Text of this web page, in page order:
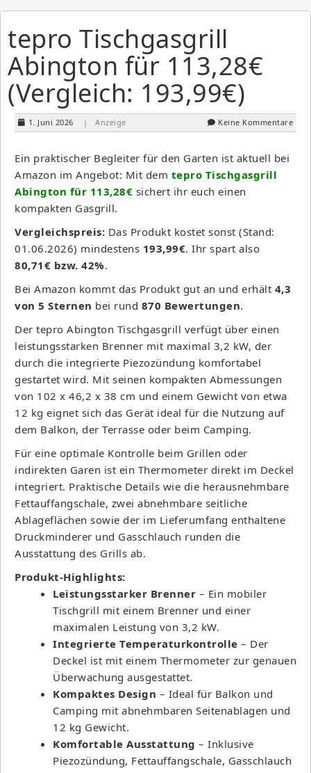
tepro Tischgasgrill
Abington für 113,28€
(Vergleich: 193,99€)
1. Juni 2026 | Anzeige Keine Kommentare
Ein praktischer Begleiter für den Garten ist aktuell bei
Amazon im Angebot: Mit dem tepro Tischgasgrill
Abington für 113,28€ sichert ihr euch einen
kompakten Gasgrill.
Vergleichspreis: Das Produkt kostet sonst (Stand:
01.06.2026) mindestens 193,99€. Ihr spart also
80,71€ bzw. 42%.
Bei Amazon kommt das Produkt gut an und erhält 4,3
von 5 Sternen bei rund 870 Bewertungen.
Der tepro Abington Tischgasgrill verfügt über einen
leistungsstarken Brenner mit maximal 3,2 kW, der
durch die integrierte Piezozündung komfortabel
gestartet wird. Mit seinen kompakten Abmessungen
von 102 x 46,2 x 38 cm und einem Gewicht von etwa
12 kg eignet sich das Gerät ideal für die Nutzung auf
dem Balkon, der Terrasse oder beim Camping.
Für eine optimale Kontrolle beim Grillen oder
indirekten Garen ist ein Thermometer direkt im Deckel
integriert. Praktische Details wie die herausnehmbare
Fettauffangschale, zwei abnehmbare seitliche
Ablageflächen sowie der im Lieferumfang enthaltene
Druckminderer und Gasschlauch runden die
Ausstattung des Grills ab.
Produkt-Highlights:
Leistungsstarker Brenner – Ein mobiler
Tischgrill mit einem Brenner und einer
maximalen Leistung von 3,2 kW.
Integrierte Temperaturkontrolle – Der
Deckel ist mit einem Thermometer zur genauen
Überwachung ausgestattet.
Kompaktes Design – Ideal für Balkon und
Camping mit abnehmbaren Seitenablagen und
12 kg Gewicht.
Komfortable Ausstattung – Inklusive
Piezozündung, Fettauffangschale, Gasschlauch